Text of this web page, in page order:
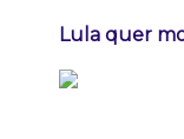
Lula quer